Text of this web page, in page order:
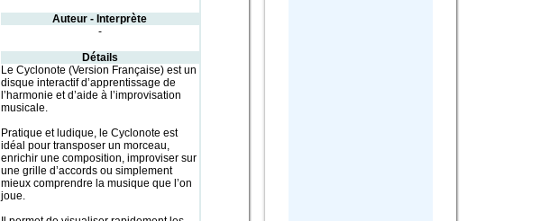
Auteur - Interprète
-
Détails
Le Cyclonote (Version Française) est un
disque interactif d’apprentissage de
l’harmonie et d’aide à l’improvisation
musicale.
Pratique et ludique, le Cyclonote est
idéal pour transposer un morceau,
enrichir une composition, improviser sur
une grille d’accords ou simplement
mieux comprendre la musique que l’on
joue.